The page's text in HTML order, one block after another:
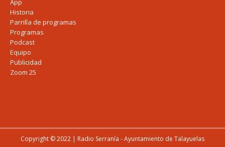
App
Historia
Parrilla de programas
Programas
Podcast
Equipo
Publicidad
Zoom 25
Copyright © 2022 | Radio Serranía - Ayuntamiento de Talayuelas